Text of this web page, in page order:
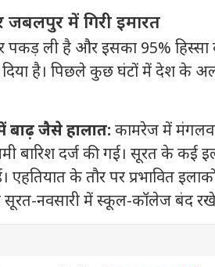
जबलपुर में गिरी इमारत
पकड़ ली है और इसका 95% हिस्सा
है। पिछले कुछ घंटों में देश के
जैसे हालात: कामरेज में
बारिश दर्ज की गई। सूरत के कई
एहतियात के तौर पर प्रभावित
सूरत-नवसारी में स्कूल-कॉलेज बंद